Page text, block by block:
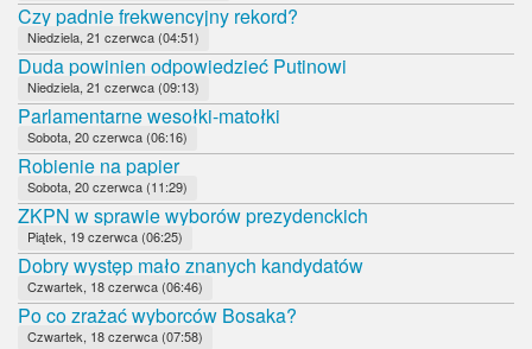
Czy padnie frekwencyjny rekord?
Niedziela, 21 czerwca (04:51)
Duda powinien odpowiedzieć Putinowi
Niedziela, 21 czerwca (09:13)
Parlamentarne wesołki-matołki
Sobota, 20 czerwca (06:16)
Robienie na papier
Sobota, 20 czerwca (11:29)
ZKPN w sprawie wyborów prezydenckich
Piątek, 19 czerwca (06:25)
Dobry występ mało znanych kandydatów
Czwartek, 18 czerwca (06:46)
Po co zrażać wyborców Bosaka?
Czwartek, 18 czerwca (07:58)